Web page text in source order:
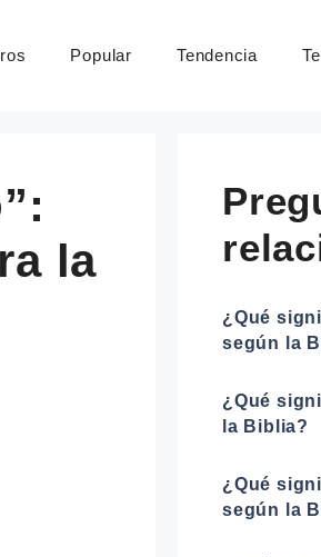
Popular Tendencia
la
¿Qué
según la
¿Qué
la Biblia?
¿Qué
según la